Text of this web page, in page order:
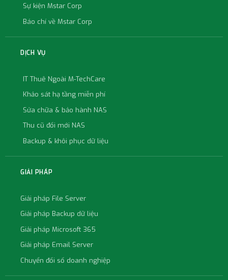
Sự kiện Mstar Corp
Báo chí về Mstar Corp
DỊCH VỤ
IT Thuê Ngoài M-TechCare
Khảo sát hạ tầng miễn phí
Sửa chữa & bảo hành NAS
Thu cũ đổi mới NAS
Backup & khôi phục dữ liệu
GIẢI PHÁP
Giải pháp File Server
Giải pháp Backup dữ liệu
Giải pháp Microsoft 365
Giải pháp Email Server
Chuyển đổi số doanh nghiệp